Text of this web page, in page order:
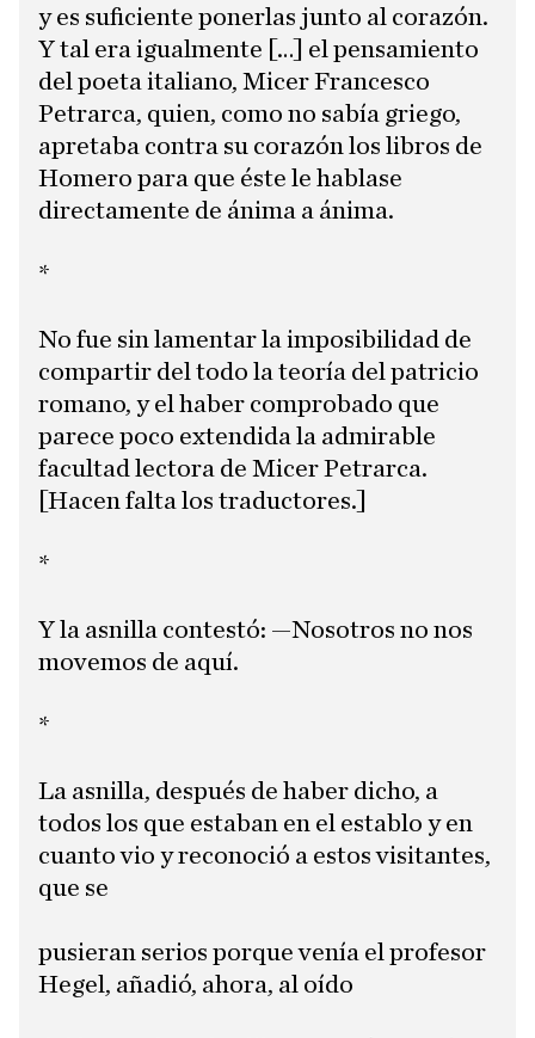
y es suficiente ponerlas junto al corazón.
Y tal era igualmente […] el pensamiento
del poeta italiano, Micer Francesco
Petrarca, quien, como no sabía griego,
apretaba contra su corazón los libros de
Homero para que éste le hablase
directamente de ánima a ánima.
*
No fue sin lamentar la imposibilidad de
compartir del todo la teoría del patricio
romano, y el haber comprobado que
parece poco extendida la admirable
facultad lectora de Micer Petrarca.
[Hacen falta los traductores.]
*
Y la asnilla contestó: —Nosotros no nos
movemos de aquí.
*
La asnilla, después de haber dicho, a
todos los que estaban en el establo y en
cuanto vio y reconoció a estos visitantes,
que se
pusieran serios porque venía el profesor
Hegel, añadió, ahora, al oído